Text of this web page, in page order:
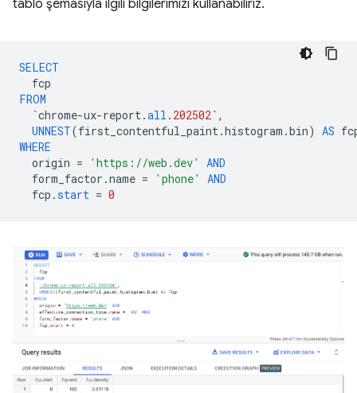
tablo şemasıyla ilgili bilgilerimizi kullanabiliriz.
SELECT
fcp
FROM
`chrome-ux-report .all . 202502 ` ,
UNNEST(first_contentful_paint .histogram .bin) AS
WHERE
origin = 'https://web.dev'
AND
form_factor .name = 'phone'
AND
fcp .start = 0